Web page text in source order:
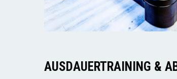
AUSDAUERTRAINING &